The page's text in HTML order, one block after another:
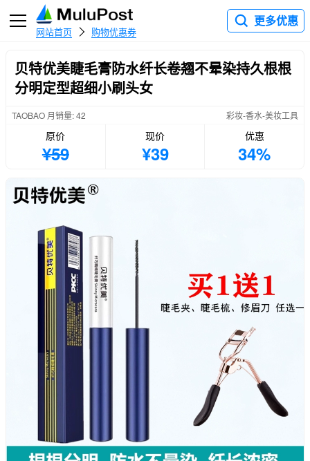
网站首页 购物优惠券
更多优惠
贝特优美睫毛膏防水纤长卷翘不晕染持久根根
分明定型超细小刷头女
TAOBAO 月销量: 42 彩妆-香水-美妆工具
原价
¥59
现价
¥39
优惠
34%